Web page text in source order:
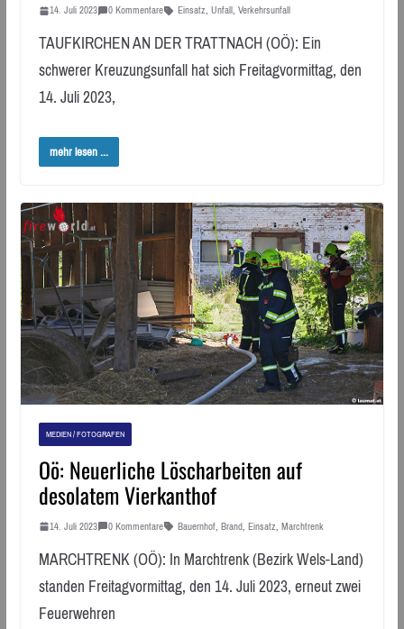
14. Juli 2023 0 Kommentare Einsatz, Unfall, Verkehrsunfall
TAUFKIRCHEN AN DER TRATTNACH (OÖ): Ein
schwerer Kreuzungsunfall hat sich Freitagvormittag, den
14. Juli 2023,
mehr lesen ...
MEDIEN / FOTOGRAFEN
Oö: Neuerliche Löscharbeiten auf
desolatem Vierkanthof
14. Juli 2023 0 Kommentare Bauernhof, Brand, Einsatz, Marchtrenk
MARCHTRENK (OÖ): In Marchtrenk (Bezirk Wels-Land)
standen Freitagvormittag, den 14. Juli 2023, erneut zwei
Feuerwehren